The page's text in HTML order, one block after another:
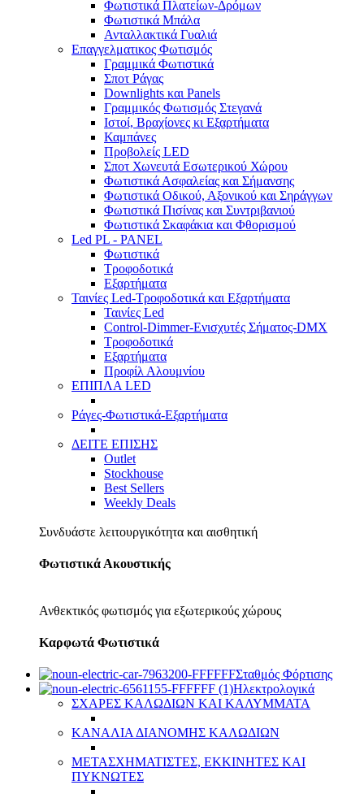
Φωτιστικά Πλατείων-Δρόμων
Φωτιστικά Μπάλα
Ανταλλακτικά Γυαλιά
Επαγγελματικος Φωτισμός
Γραμμικά Φωτιστικά
Σποτ Ράγας
Downlights και Panels
Γραμμικός Φωτισμός Στεγανά
Ιστοί, Βραχίονες κι Εξαρτήματα
Καμπάνες
Προβολείς LED
Σποτ Χωνευτά Εσωτερικού Χώρου
Φωτιστικά Ασφαλείας και Σήμανσης
Φωτιστικά Οδικού, Αξονικού και Σηράγγων
Φωτιστικά Πισίνας και Συντριβανιού
Φωτιστικά Σκαφάκια και Φθορισμού
Led PL - PANEL
Φωτιστικά
Τροφοδοτικά
Εξαρτήματα
Ταινίες Led-Τροφοδοτικά και Εξαρτήματα
Ταινίες Led
Control-Dimmer-Ενισχυτές Σήματος-DMX
Τροφοδοτικά
Εξαρτήματα
Προφίλ Αλουμνίου
ΕΠΙΠΛΑ LED
Ράγες-Φωτιστικά-Εξαρτήματα
ΔΕΙΤΕ ΕΠΙΣΗΣ
Outlet
Stockhouse
Best Sellers
Weekly Deals
Συνδυάστε λειτουργικότητα και αισθητική
Φωτιστικά Ακουστικής
Ανθεκτικός φωτισμός για εξωτερικούς χώρους
Καρφωτά Φωτιστικά
Σταθμός Φόρτισης
Ηλεκτρολογικά
ΣΧΑΡΕΣ ΚΑΛΩΔΙΩΝ ΚΑΙ ΚΑΛΥΜΜΑΤΑ
ΚΑΝΑΛΙΑ ΔΙΑΝΟΜΗΣ ΚΑΛΩΔΙΩΝ
ΜΕΤΑΣΧΗΜΑΤΙΣΤΕΣ, ΕΚΚΙΝΗΤΕΣ ΚΑΙ
ΠΥΚΝΩΤΕΣ